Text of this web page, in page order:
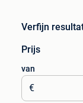
Verfijn
Prijs
van
€